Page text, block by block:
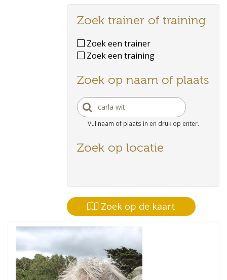
Zoek trainer of training
Zoek een trainer
Zoek een training
Zoek op naam of plaats
Vul naam of plaats in en druk op enter.
Zoek op locatie
Zoek op de kaart